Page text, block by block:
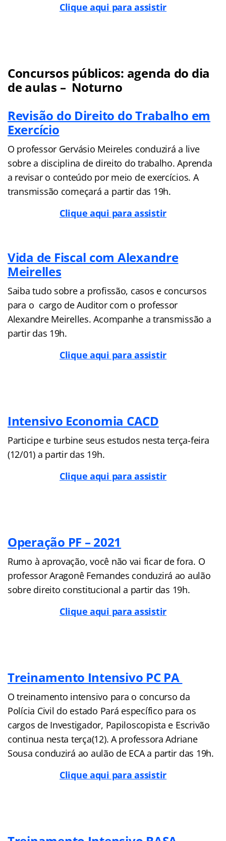
Clique aqui para assistir
Concursos públicos: agenda do dia
de aulas – Noturno
Revisão do Direito do Trabalho em
Exercício
O professor Gervásio Meireles conduzirá a live
sobre a disciplina de direito do trabalho. Aprenda
a revisar o conteúdo por meio de exercícios. A
transmissão começará a partir das 19h.
Clique aqui para assistir
Vida de Fiscal com Alexandre
Meirelles
Saiba tudo sobre a profissão, casos e concursos
para o cargo de Auditor com o professor
Alexandre Meirelles. Acompanhe a transmissão a
partir das 19h.
Clique aqui para assistir
Intensivo Economia CACD
Participe e turbine seus estudos nesta terça-feira
(12/01) a partir das 19h.
Clique aqui para assistir
Operação PF – 2021
Rumo à aprovação, você não vai ficar de fora. O
professor Aragonê Fernandes conduzirá ao aulão
sobre direito constitucional a partir das 19h.
Clique aqui para assistir
Treinamento Intensivo PC PA
O treinamento intensivo para o concurso da
Polícia Civil do estado Pará específico para os
cargos de Investigador, Papiloscopista e Escrivão
continua nesta terça(12). A professora Adriane
Sousa conduzirá ao aulão de ECA a partir das 19h.
Clique aqui para assistir